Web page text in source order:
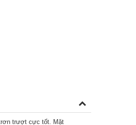
trượt cực tốt. Mặt